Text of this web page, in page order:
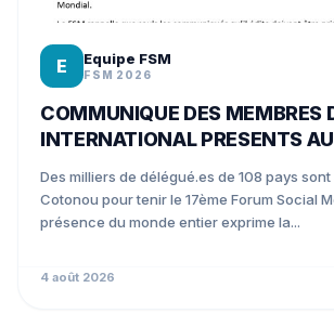
E Equipe FSM
FSM 2026
COMMUNIQUE DES MEMBRES
INTERNATIONAL PRESENTS
Des milliers de délégué.es de 108 pays
Cotonou pour tenir le 17ème Forum Social
présence du monde entier exprime la...
4 août 2026